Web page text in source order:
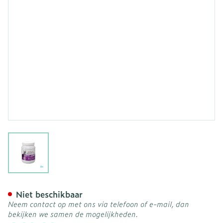
Niet beschikbaar
Neem contact op met ons via telefoon of e-mail, dan
bekijken we samen de mogelijkheden.